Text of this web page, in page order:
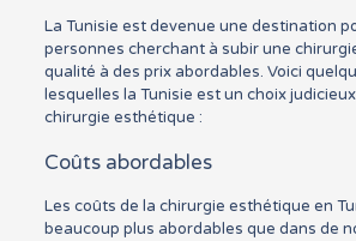
La Tunisie est devenue une destination
personnes cherchant à subir une
qualité à des prix abordables. Voici
lesquelles la Tunisie est un choix
chirurgie esthétique :
Coûts abordables
Les coûts de la chirurgie esthétique en
beaucoup plus abordables que dans de